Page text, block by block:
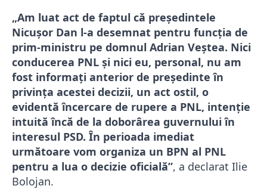
„Am luat act de faptul că președintele
Nicușor Dan l-a desemnat pentru funcția de
prim-ministru pe domnul Adrian Veștea. Nici
conducerea PNL și nici eu, personal, nu am
fost informați anterior de președinte în
privința acestei decizii, un act ostil, o
evidentă încercare de rupere a PNL, intenție
intuită încă de la doborârea guvernului în
interesul PSD. În perioada imediat
următoare vom organiza un BPN al PNL
pentru a lua o decizie oficială”, a declarat Ilie
Bolojan.